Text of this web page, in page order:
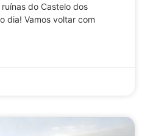
do Castelo dos
dia! Vamos voltar com